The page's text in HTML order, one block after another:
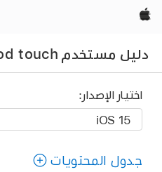
Apple‏
دليل مستخدم iPod touch
اختيار الإصدار:
جدول المحتويات